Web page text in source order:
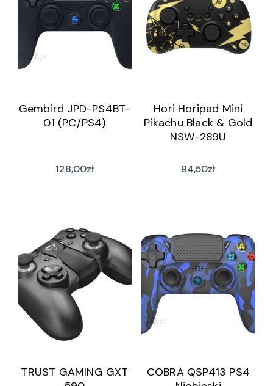
Gembird JPD-PS4BT-
01 (PC/PS4)
128,00zł
Hori Horipad Mini
Pikachu Black & Gold
NSW-289U
94,50zł
TRUST GAMING GXT
COBRA QSP413 PS4